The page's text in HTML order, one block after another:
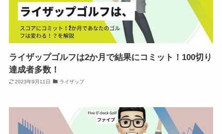
ライザップゴルフは2か月で結果にコミット！100切り
達成者多数！
2023年9月11日 ライザップ